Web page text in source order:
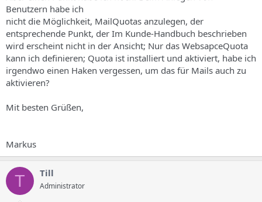
Benutzern habe ich
nicht die Möglichkeit, MailQuotas anzulegen, der
entsprechende Punkt, der Im Kunde-Handbuch beschrieben
wird erscheint nicht in der Ansicht; Nur das WebsapceQuota
kann ich definieren; Quota ist installiert und aktiviert, habe ich
irgendwo einen Haken vergessen, um das für Mails auch zu
aktivieren?
Mit besten Grüßen,
Markus
T Till
Administrator